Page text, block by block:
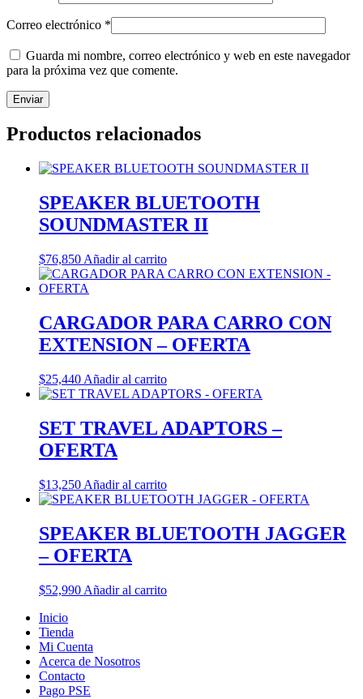
Correo electrónico *
Guarda mi nombre, correo electrónico y web en este navegador
para la próxima vez que comente.
Productos relacionados
SPEAKER BLUETOOTH
SOUNDMASTER II
$76,850 Añadir al carrito
CARGADOR PARA CARRO CON
EXTENSION – OFERTA
$25,440 Añadir al carrito
SET TRAVEL ADAPTORS –
OFERTA
$13,250 Añadir al carrito
SPEAKER BLUETOOTH JAGGER
– OFERTA
$52,990 Añadir al carrito
Inicio
Tienda
Mi Cuenta
Acerca de Nosotros
Contacto
Pago PSE